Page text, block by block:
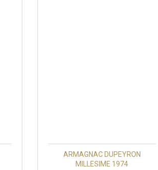
ARMAGNAC DUPEYRON
MILLESIME 1974